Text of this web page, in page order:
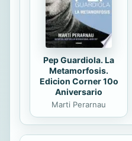
Pep Guardiola. La
Metamorfosis.
Edicion Corner 10o
Aniversario
Marti Perarnau